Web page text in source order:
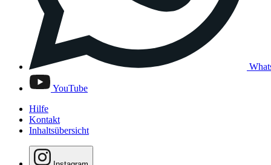
YouTube
Hilfe
Kontakt
Inhaltsübersicht